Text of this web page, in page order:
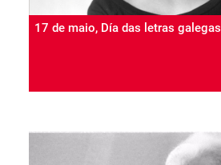
17 de maio, Día das letras galegas